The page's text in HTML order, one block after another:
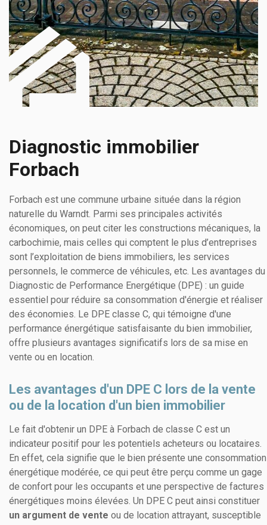
Diagnostic immobilier
Forbach
Forbach est une commune urbaine située dans la région
naturelle du Warndt. Parmi ses principales activités
économiques, on peut citer les constructions mécaniques, la
carbochimie, mais celles qui comptent le plus d’entreprises
sont l’exploitation de biens immobiliers, les services
personnels, le commerce de véhicules, etc. Les avantages du
Diagnostic de Performance Energétique (DPE) : un guide
essentiel pour réduire sa consommation d'énergie et réaliser
des économies. Le DPE classe C, qui témoigne d'une
performance énergétique satisfaisante du bien immobilier,
offre plusieurs avantages significatifs lors de sa mise en
vente ou en location.
Les avantages d'un DPE C lors de la vente
ou de la location d'un bien immobilier
Le fait d'obtenir un DPE à Forbach de classe C est un
indicateur positif pour les potentiels acheteurs ou locataires.
En effet, cela signifie que le bien présente une consommation
énergétique modérée, ce qui peut être perçu comme un gage
de confort pour les occupants et une perspective de factures
énergétiques moins élevées. Un DPE C peut ainsi constituer
un argument de vente ou de location attrayant, susceptible